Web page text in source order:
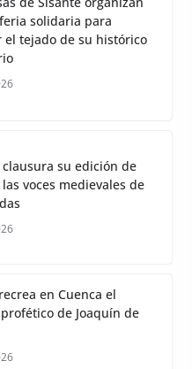
solidaria para
el tejado de su histórico
su edición de
voces medievales de
en Cuenca el
de Joaquín de